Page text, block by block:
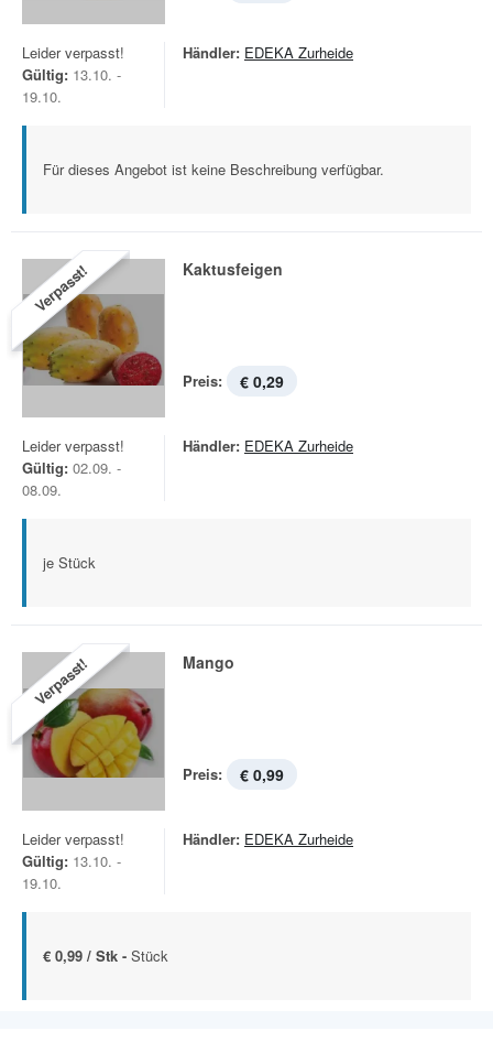
Leider verpasst!
Gültig: 13.10. -
19.10.
Händler: EDEKA Zurheide
Für dieses Angebot ist keine Beschreibung verfügbar.
Verpasst! Kaktusfeigen
Preis: € 0,29
Leider verpasst!
Gültig: 02.09. -
08.09.
Händler: EDEKA Zurheide
je Stück
Verpasst! Mango
Preis: € 0,99
Leider verpasst!
Gültig: 13.10. -
19.10.
Händler: EDEKA Zurheide
€ 0,99 / Stk - Stück